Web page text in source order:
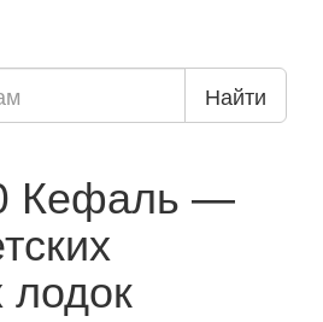
Найти
Кефаль —